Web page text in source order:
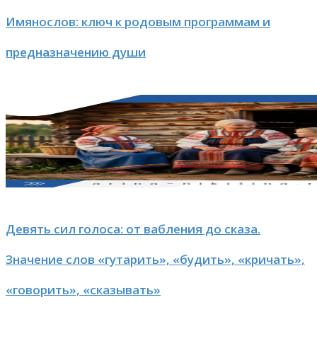
Имянослов: ключ к родовым программам и
предназначению души
Девять сил голоса: от вабления до сказа.
Значение слов «гутарить», «будить», «кричать»,
«говорить», «сказывать»